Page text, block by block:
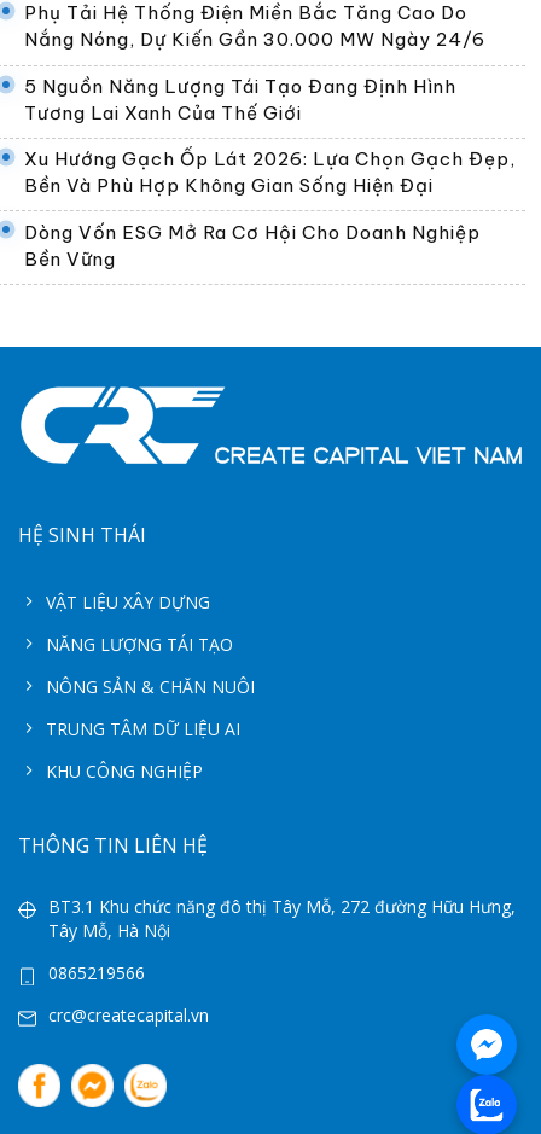
Phụ Tải Hệ Thống Điện Miền Bắc Tăng Cao Do
Nắng Nóng, Dự Kiến Gần 30.000 MW Ngày 24/6
5 Nguồn Năng Lượng Tái Tạo Đang Định Hình
Tương Lai Xanh Của Thế Giới
Xu Hướng Gạch Ốp Lát 2026: Lựa Chọn Gạch Đẹp,
Bền Và Phù Hợp Không Gian Sống Hiện Đại
Dòng Vốn ESG Mở Ra Cơ Hội Cho Doanh Nghiệp
Bền Vững
HỆ SINH THÁI
VẬT LIỆU XÂY DỰNG
NĂNG LƯỢNG TÁI TẠO
NÔNG SẢN & CHĂN NUÔI
TRUNG TÂM DỮ LIỆU AI
KHU CÔNG NGHIỆP
THÔNG TIN LIÊN HỆ
BT3.1 Khu chức năng đô thị Tây Mỗ, 272 đường Hữu Hưng,
Tây Mỗ, Hà Nội
0865219566
crc@createcapital.vn